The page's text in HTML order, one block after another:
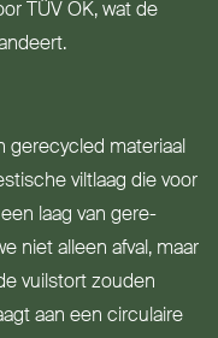
TÜV OK, wat de
gerecycled materiaal
viltlaag die voor
laag van gere­
niet alleen afval, maar
vuilstort zouden
aan een cir­culaire